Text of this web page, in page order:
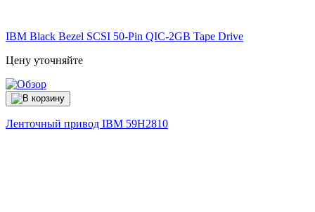
IBM Black Bezel SCSI 50-Pin QIC-2GB Tape Drive
Цену уточняйте
Ленточный привод IBM 59H2810